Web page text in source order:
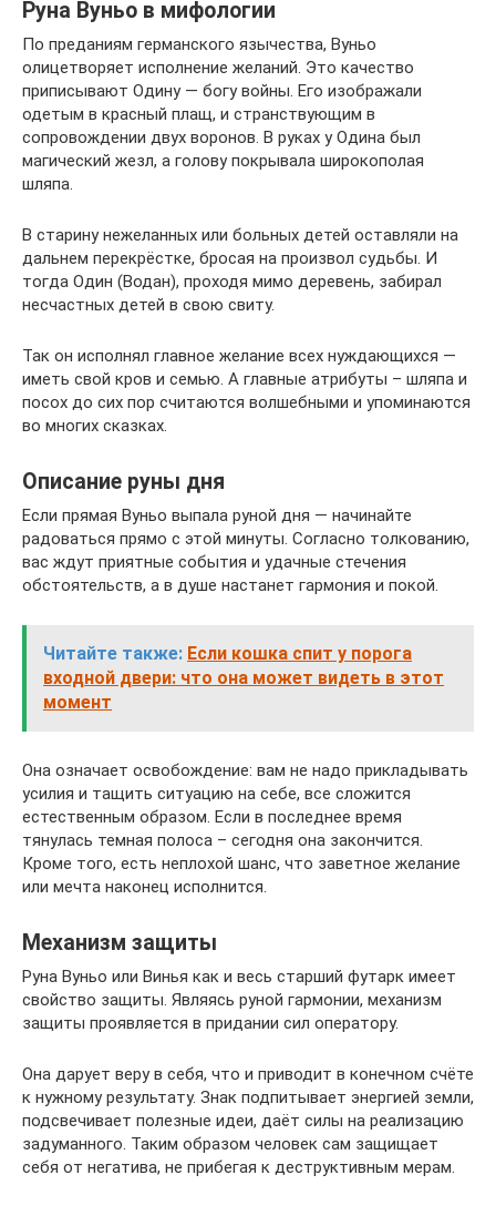
Руна Вуньо в мифологии
По преданиям германского язычества, Вуньо
олицетворяет исполнение желаний. Это качество
приписывают Одину — богу войны. Его изображали
одетым в красный плащ, и странствующим в
сопровождении двух воронов. В руках у Одина был
магический жезл, а голову покрывала широкополая
шляпа.
В старину нежеланных или больных детей оставляли на
дальнем перекрёстке, бросая на произвол судьбы. И
тогда Один (Водан), проходя мимо деревень, забирал
несчастных детей в свою свиту.
Так он исполнял главное желание всех нуждающихся —
иметь свой кров и семью. А главные атрибуты – шляпа и
посох до сих пор считаются волшебными и упоминаются
во многих сказках.
Описание руны дня
Если прямая Вуньо выпала руной дня — начинайте
радоваться прямо с этой минуты. Согласно толкованию,
вас ждут приятные события и удачные стечения
обстоятельств, а в душе настанет гармония и покой.
Читайте также: Если кошка спит у порога
входной двери: что она может видеть в этот
момент
Она означает освобождение: вам не надо прикладывать
усилия и тащить ситуацию на себе, все сложится
естественным образом. Если в последнее время
тянулась темная полоса – сегодня она закончится.
Кроме того, есть неплохой шанс, что заветное желание
или мечта наконец исполнится.
Механизм защиты
Руна Вуньо или Винья как и весь старший футарк имеет
свойство защиты. Являясь руной гармонии, механизм
защиты проявляется в придании сил оператору.
Она дарует веру в себя, что и приводит в конечном счёте
к нужному результату. Знак подпитывает энергией земли,
подсвечивает полезные идеи, даёт силы на реализацию
задуманного. Таким образом человек сам защищает
себя от негатива, не прибегая к деструктивным мерам.